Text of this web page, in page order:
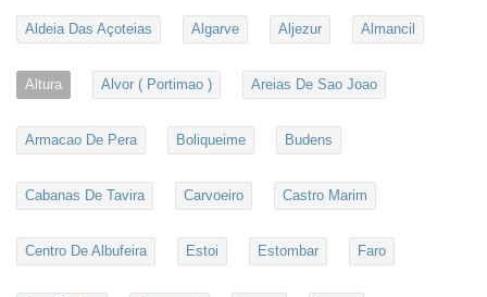
Aldeia Das Açoteias Algarve Aljezur Almancil
Altura Alvor ( Portimao ) Areias De Sao Joao
Armacao De Pera Boliqueime Budens
Cabanas De Tavira Carvoeiro Castro Marim
Centro De Albufeira Estoi Estombar Faro